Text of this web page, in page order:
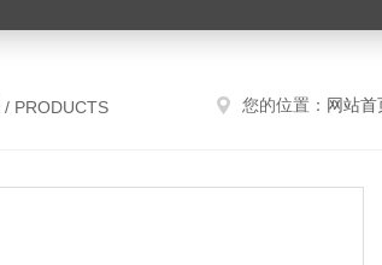
/ PRODUCTS 您的位置： 网站首